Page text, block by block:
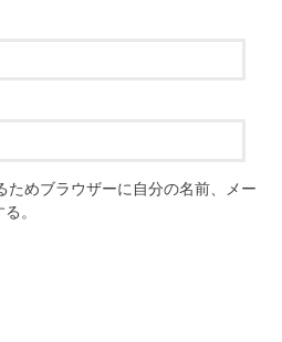
ためブラウザーに自分の名前、メー
。